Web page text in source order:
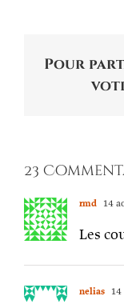
Pour
23
rmd 14
Les
nelias